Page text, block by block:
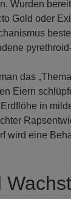
Wurden
Gold oder
das
Eiern
in
wird eine